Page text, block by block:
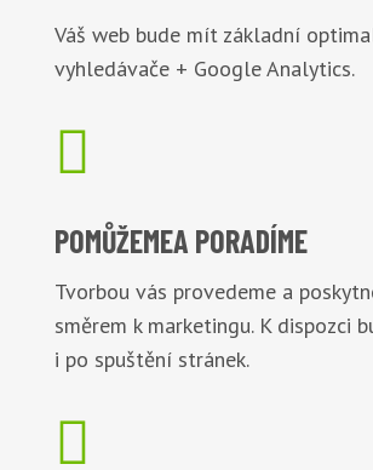
Váš web bude mít základní
vyhledávače + Google Analytics.

POMŮŽEMEA PORADÍME
Tvorbou vás provedeme a
směrem k marketingu. K dispozci
i po spuštění stránek.
